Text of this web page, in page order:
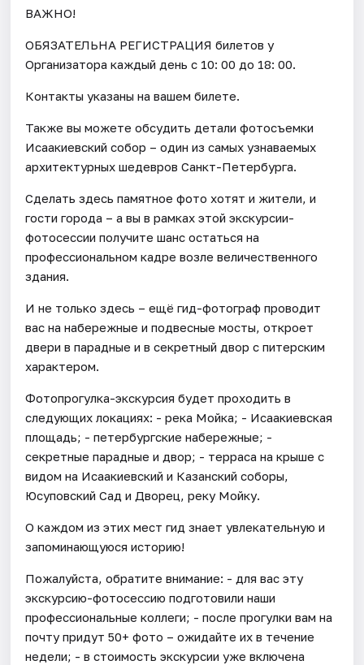
ВАЖНО!
ОБЯЗАТЕЛЬНА РЕГИСТРАЦИЯ билетов у
Организатора каждый день c 10: 00 до 18: 00.
Контакты указаны на вашем билете.
Также вы можете обсудить детали фотосъемки
Исаакиевский собор – один из самых узнаваемых
архитектурных шедевров Санкт-Петербурга.
Сделать здесь памятное фото хотят и жители, и
гости города – а вы в рамках этой экскурсии-
фотосессии получите шанс остаться на
профессиональном кадре возле величественного
здания.
И не только здесь – ещё гид-фотограф проводит
вас на набережные и подвесные мосты, откроет
двери в парадные и в секретный двор с питерским
характером.
Фотопрогулка-экскурсия будет проходить в
следующих локациях: - река Мойка; - Исаакиевская
площадь; - петербургские набережные; -
секретные парадные и двор; - терраса на крыше с
видом на Исаакиевский и Казанский соборы,
Юсуповский Сад и Дворец, реку Мойку.
О каждом из этих мест гид знает увлекательную и
запоминающуюся историю!
Пожалуйста, обратите внимание: - для вас эту
экскурсию-фотосессию подготовили наши
профессиональные коллеги; - после прогулки вам на
почту придут 50+ фото – ожидайте их в течение
недели; - в стоимость экскурсии уже включена